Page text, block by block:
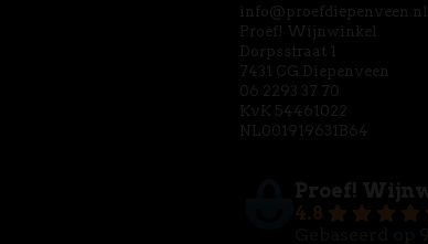
info@proefdiepenveen.nl
Proef! Wijnwinkel
Dorpsstraat 1
7431 CG Diepenveen
06 2293 37 70
KvK 54461022
NL001919631B64
4.8